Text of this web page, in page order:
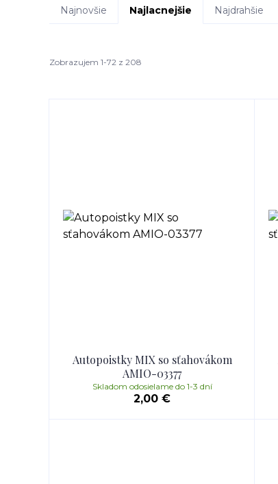
Najnovšie Najlacnejšie Najdrahšie
Zobrazujem 1-72 z 208
Autopoistky MIX so sťahovákom
AMIO-03377
2,00 €
Skladom odosielame do 1-3 dní